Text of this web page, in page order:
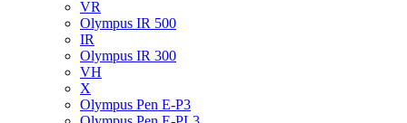
VR
Olympus IR 500
IR
Olympus IR 300
VH
X
Olympus Pen E-P3